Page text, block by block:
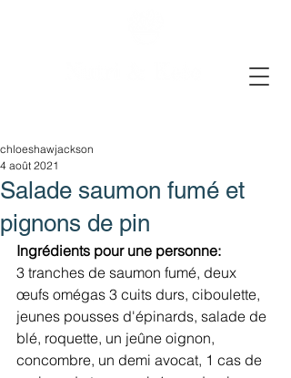
Salade saumon fumé et
pignons de pin
chloeshawjackson
4 août 2021
Ingrédients pour une personne:
3 tranches de saumon fumé, deux
œufs omégas 3 cuits durs, ciboulette,
jeunes pousses d'épinards, salade de
blé, roquette, un jeûne oignon,
concombre, un demi avocat, 1 cas de